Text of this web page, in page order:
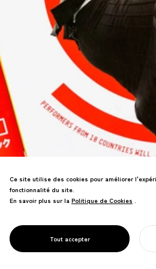
PROJECT
WORLD CUP IN
SHIZUOKA
Ce site utilise des cookies pour améliorer
fonctionnalité du site.
En savoir plus sur la Politique de Cookies
Politique de Cookies .
Tout accepter